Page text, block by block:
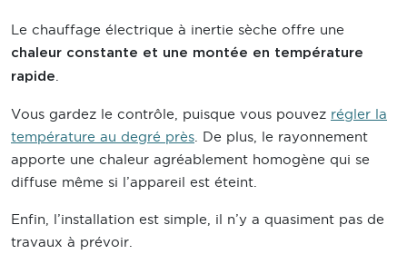
Le chauffage électrique à inertie sèche offre une
chaleur constante et une montée en température
rapide
Vous gardez le contrôle, puisque vous pouvez régler la
température au degré près . De plus, le rayonnement
apporte une chaleur agréablement homogène qui se
diffuse même si l’appareil est éteint.
Enfin, l’installation est simple, il n’y a quasiment pas de
travaux à prévoir.